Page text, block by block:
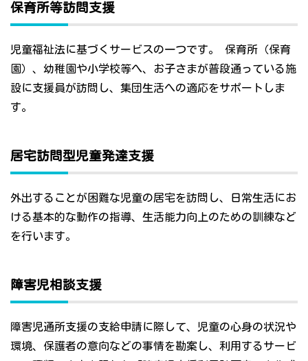
保育所等訪問支援
児童福祉法に基づくサービスの一つです。 保育所（保育
園）、幼稚園や小学校等へ、お子さまが普段通っている施
設に支援員が訪問し、集団生活への適応をサポートしま
す。
居宅訪問型児童発達支援
外出することが困難な児童の居宅を訪問し、日常生活にお
ける基本的な動作の指導、生活能力向上のための訓練など
を行います。
障害児相談支援
障害児通所支援の支給申請に際して、児童の心身の状況や
環境、保護者の意向などの事情を勘案し、利用するサービ